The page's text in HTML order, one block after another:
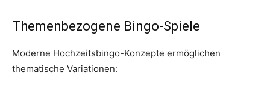
Themenbezogene Bingo-Spiele
Moderne Hochzeitsbingo-Konzepte ermöglichen
thematische Variationen: